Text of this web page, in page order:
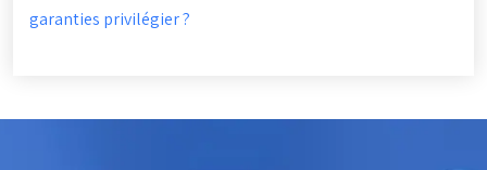
garanties privilégier ?